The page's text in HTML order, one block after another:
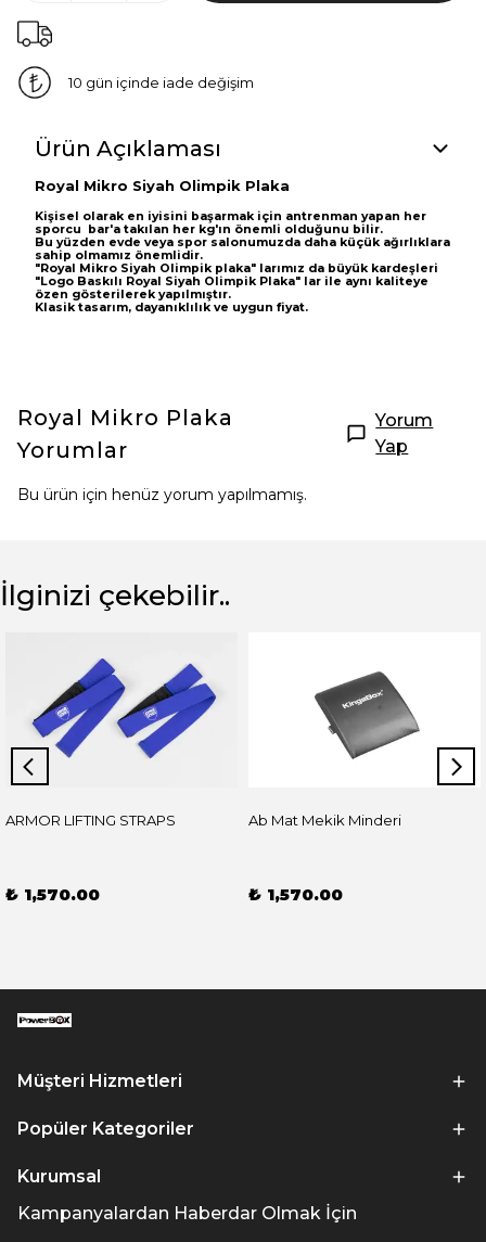
10 gün içinde iade değişim
Ürün Açıklaması
Royal Mikro Siyah Olimpik Plaka
Kişisel olarak en iyisini başarmak için antrenman yapan her
sporcu bar'a takılan her kg'ın önemli olduğunu bilir.
Bu yüzden evde veya spor salonumuzda daha küçük ağırlıklara
sahip olmamız önemlidir.
"Royal Mikro Siyah Olimpik plaka" larımız da büyük kardeşleri
"Logo Baskılı Royal Siyah Olimpik Plaka" lar ile aynı kaliteye
özen gösterilerek yapılmıştır.
Klasik tasarım, dayanıklılık ve uygun fiyat.
Royal Mikro Plaka
Yorumlar
Yorum
Yap
Bu ürün için henüz yorum yapılmamış.
İlginizi çekebilir..
ARMOR LIFTING STRAPS
₺ 1,570.00
Ab Mat Mekik Minderi
₺ 1,570.00
Müşteri Hizmetleri
Popüler Kategoriler
Kurumsal
Kampanyalardan Haberdar Olmak İçin